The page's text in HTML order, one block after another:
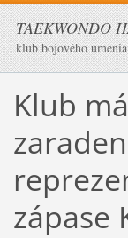
TAEKWONDO
klub bojového
Klub
zápase